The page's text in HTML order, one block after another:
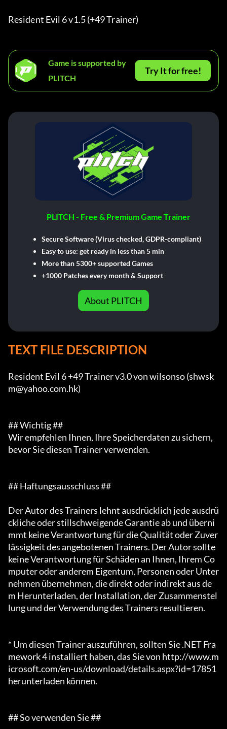
Resident Evil 6 v1.5 (+49 Trainer)
Game is supported by
PLITCH
Try It for free!
PLITCH - Free & Premium Game Trainer
Secure Software (Virus checked, GDPR-compliant)
Easy to use: get ready in less than 5 min
More than 5300+ supported Games
+1000 Patches every month & Support
About PLITCH
TEXT FILE DESCRIPTION
Resident Evil 6 +49 Trainer v3.0 von wilsonso (shwsk
m@yahoo.com.hk)
## Wichtig ##
Wir empfehlen Ihnen, Ihre Speicherdaten zu sichern,
bevor Sie diesen Trainer verwenden.
## Haftungsausschluss ##
Der Autor des Trainers lehnt ausdrücklich jede ausdrü
ckliche oder stillschweigende Garantie ab und überni
mmt keine Verantwortung für die Qualität oder Zuver
lässigkeit des angebotenen Trainers. Der Autor sollte
keine Verantwortung für Schäden an Ihnen, Ihrem Co
mputer oder anderem Eigentum, Personen oder Unter
nehmen übernehmen, die direkt oder indirekt aus de
m Herunterladen, der Installation, der Zusammenstel
lung und der Verwendung des Trainers resultieren.
* Um diesen Trainer auszuführen, sollten Sie .NET Fra
mework 4 installiert haben, das Sie von http://www.m
icrosoft.com/en-us/download/details.aspx?id=17851
herunterladen können.
## So verwenden Sie ##